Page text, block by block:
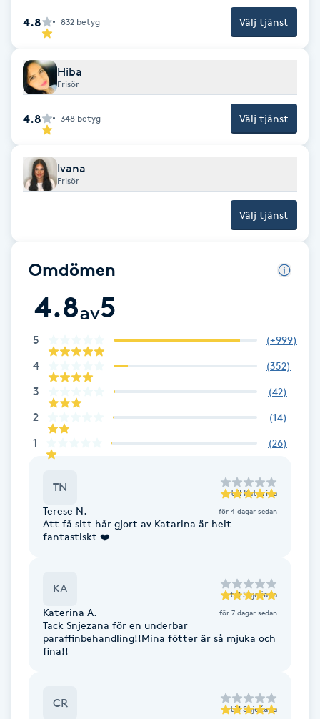
Gel naglar
Gelenaglar
Gellack
Gellack med förstärkning
Gravidyoga
Gruppträning
Gua Sha-massage
Hatha Yoga
Headspa
Herrklippning
Hollywood Peel
Hot Stone Massage
4.8 832 betyg Välj tjänst
Hiba
Frisör
4.8 348 betyg Välj tjänst
Ivana
Frisör
Välj tjänst
Omdömen
4.8av5
5 (+999)
4 (352)
3 (42)
2 (14)
1 (26)
TN till Katerina
Terese N. för 4 dagar sedan
Att få sitt hår gjort av Katarina är helt
fantastiskt ❤️
KA till Snježana
Katerina A. för 7 dagar sedan
Tack Snjezana för en underbar
paraffinbehandling!!Mina fötter är så mjuka och
fina!!
CR till Snježana